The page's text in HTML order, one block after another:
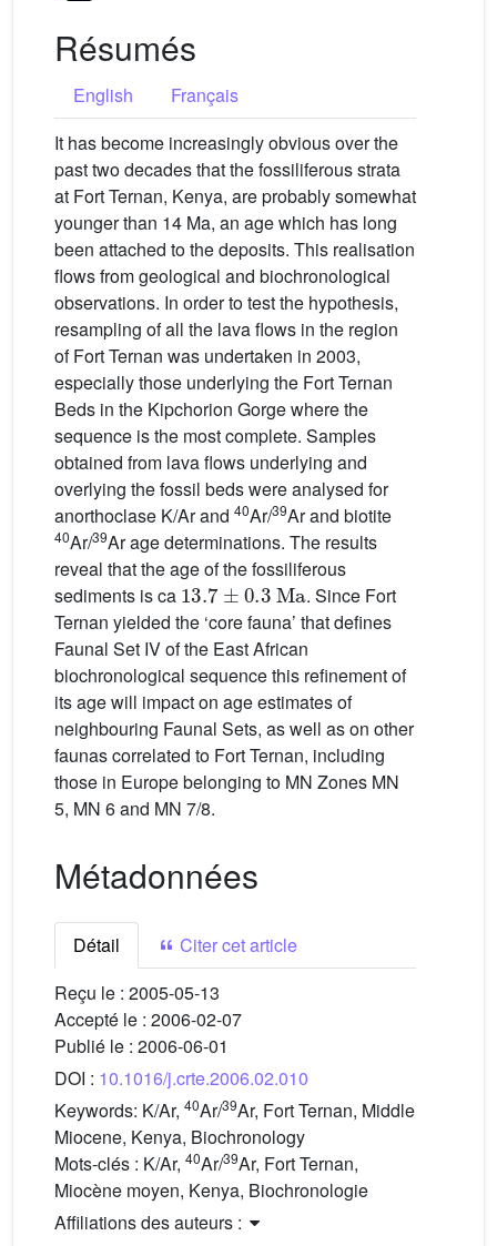
Résumés
English
Français
It has become increasingly obvious over the
past two decades that the fossiliferous strata
at Fort Ternan, Kenya, are probably somewhat
younger than 14 Ma, an age which has long
been attached to the deposits. This realisation
flows from geological and biochronological
observations. In order to test the hypothesis,
resampling of all the lava flows in the region
of Fort Ternan was undertaken in 2003,
especially those underlying the Fort Ternan
Beds in the Kipchorion Gorge where the
sequence is the most complete. Samples
obtained from lava flows underlying and
overlying the fossil beds were analysed for
anorthoclase K/Ar and 40Ar/39Ar and biotite
40Ar/39Ar age determinations. The results
reveal that the age of the fossiliferous
sediments is ca
13.7 ±0.3Ma
. Since Fort
Ternan yielded the ‘core fauna’ that defines
Faunal Set IV of the East African
biochronological sequence this refinement of
its age will impact on age estimates of
neighbouring Faunal Sets, as well as on other
faunas correlated to Fort Ternan, including
those in Europe belonging to MN Zones MN
5, MN 6 and MN 7/8.
Métadonnées
Détail
Citer cet article
Reçu le : 2005-05-13
Accepté le : 2006-02-07
Publié le : 2006-06-01
DOI : 10.1016/j.crte.2006.02.010
Keywords: K/Ar, 40Ar/39Ar, Fort Ternan, Middle
Miocene, Kenya, Biochronology
Mots-clés : K/Ar, 40Ar/39Ar, Fort Ternan,
Miocène moyen, Kenya, Biochronologie
Affiliations des auteurs :